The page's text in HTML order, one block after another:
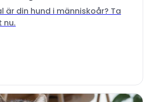
är din hund i människoår? Ta
nu.